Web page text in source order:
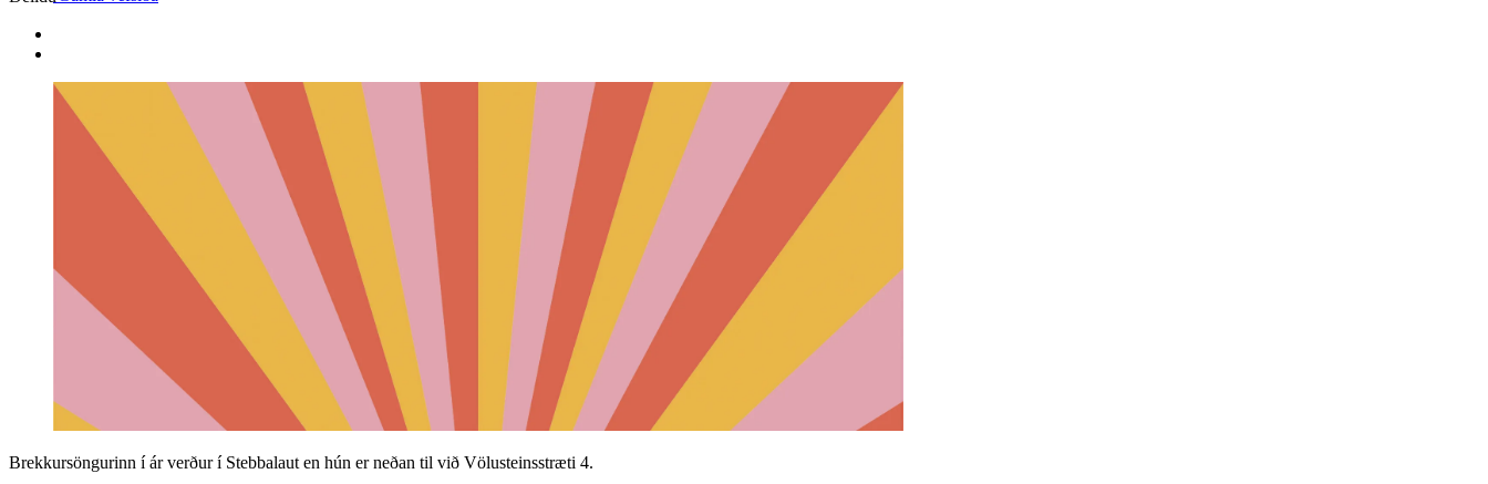
Brekkursöngurinn í ár verður í Stebbalaut en hún er neðan til við Völusteinsstræti 4.